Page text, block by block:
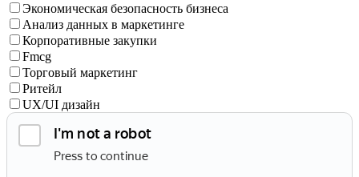
Экономическая безопасность бизнеса
Анализ данных в маркетинге
Корпоративные закупки
Fmcg
Торговый маркетинг
Ритейл
UX/UI дизайн